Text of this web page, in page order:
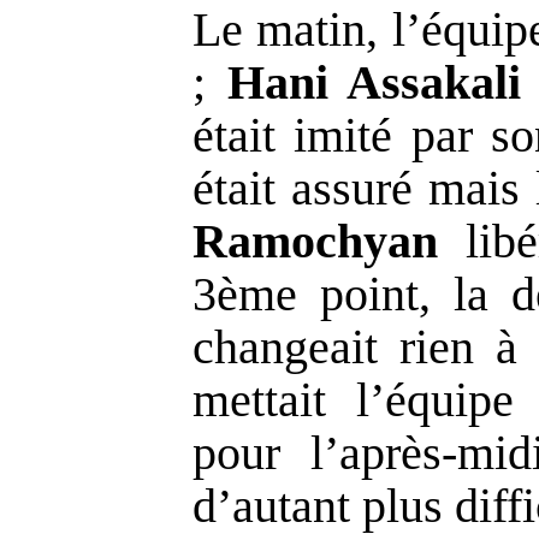
Le matin,
; Hani Assakali
était imité par
était assuré
Ramochyan
3ème point, la
changeait rien
mettait
pour l’après-
d’autant plus